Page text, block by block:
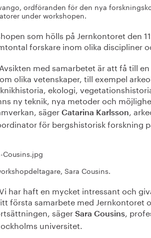
ordföranden för den nya
under workshopen.
som hölls på Jernkontoret den
forskare inom olika discipliner
med samarbetet är att få till
olika vetenskaper, till exempel
ekologi,
ny teknik, nya metoder och
säger Catarina Karlsson
,
för bergshistorisk forskning
Sara Cousins.
har haft en mycket intressant och
första samarbete med Jernkontoret
säger Sara Cousins
,
universitet.